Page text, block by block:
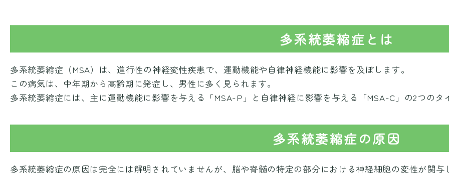
多系統萎縮症とは
多系統萎縮症（MSA）は、進行性の神経変性疾患で、運動機能や自律神経機能に影響を及ぼします。
この病気は、中年期から高齢期に発症し、男性に多く見られます。
多系統萎縮症には、主に運動機能に影響を与える「MSA-P」と自律神経に影響を与える「MSA-C」の2つのタ
多系統萎縮症の原因
多系統萎縮症の原因は完全には解明されていませんが、脳や脊髄の特定の部分における神経細胞の変性が関与